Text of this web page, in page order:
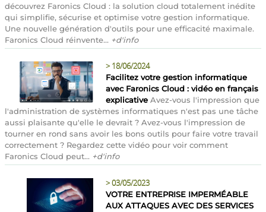
découvrez Faronics Cloud : la solution cloud totalement inédite
qui simplifie, sécurise et optimise votre gestion informatique.
Une nouvelle génération d'outils pour une efficacité maximale.
Faronics Cloud réinvente... +d'info
> 18/06/2024
Facilitez votre gestion informatique
avec Faronics Cloud : vidéo en français
explicative Avez-vous l'impression que
l'administration de systèmes informatiques n'est pas une tâche
aussi plaisante qu'elle le devrait ? Avez-vous l'impression de
tourner en rond sans avoir les bons outils pour faire votre travail
correctement ? Regardez cette vidéo pour voir comment
Faronics Cloud peut... +d'info
>03/05/2023
VOTRE ENTREPRISE IMPERMÉABLE
AUX ATTAQUES AVEC DES SERVICES